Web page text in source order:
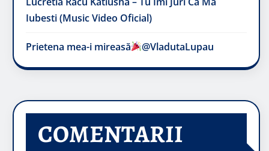
Iubesti (Music Video Oficial)
Prietena mea-i mireasă​ @VladutaLupau
COMENTARII